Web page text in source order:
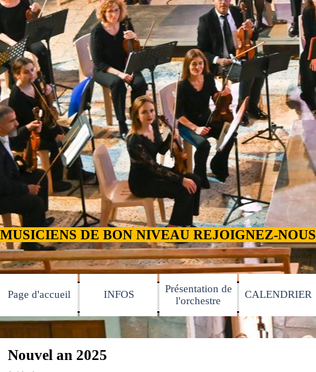
Page d'accueil INFOS ▼
Présentation de
l'orchestre
▼
CALENDRIER
MUSICIENS DE BON NIVEAU REJOIGNEZ-
Nouvel an 2025